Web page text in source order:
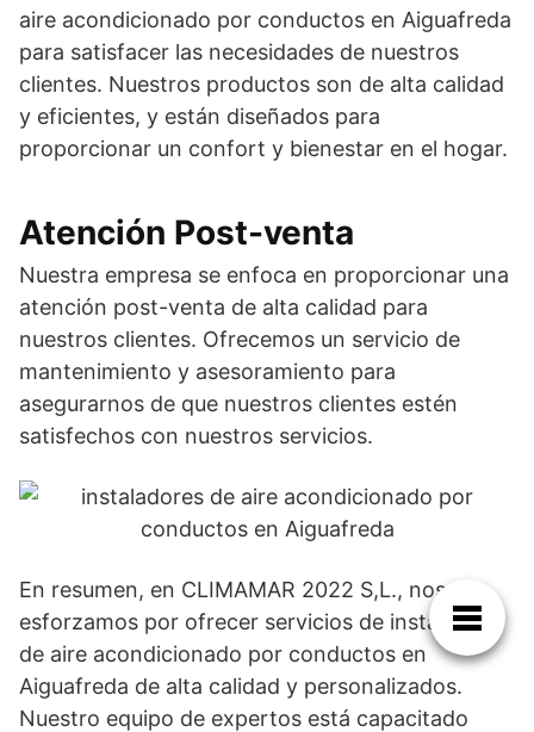
aire acondicionado por conductos en Aiguafreda
para satisfacer las necesidades de nuestros
clientes. Nuestros productos son de alta calidad
y eficientes, y están diseñados para
proporcionar un confort y bienestar en el hogar.
Atención Post-venta
Nuestra empresa se enfoca en proporcionar una
atención post-venta de alta calidad para
nuestros clientes. Ofrecemos un servicio de
mantenimiento y asesoramiento para
asegurarnos de que nuestros clientes estén
satisfechos con nuestros servicios.
En resumen, en CLIMAMAR 2022 S,L., nos
esforzamos por ofrecer servicios de instalación
de aire acondicionado por conductos en
Aiguafreda de alta calidad y personalizados.
Nuestro equipo de expertos está capacitado